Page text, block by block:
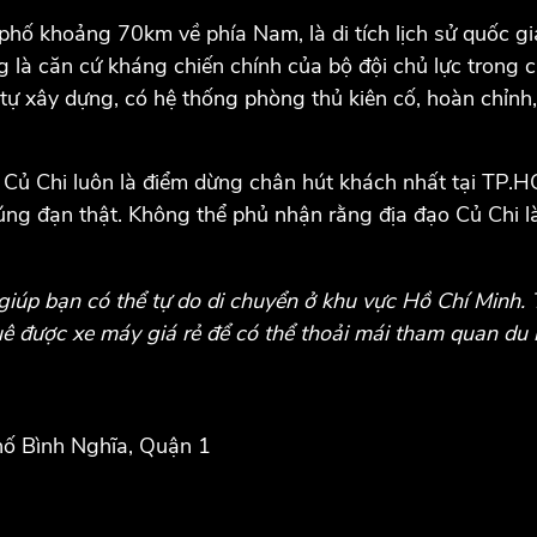
khoảng 70km về phía Nam, là di tích lịch sử quốc
là căn cứ kháng chiến chính của bộ đội chủ lực trong
xây dựng, có hệ thống phòng thủ kiên cố, hoàn
Chi luôn là điểm dừng chân hút khách nhất tại
đạn thật. Không thể phủ nhận rằng địa đạo Củ
bạn có thể tự do di chuyển ở khu vực Hồ Chí
được xe máy giá rẻ để có thể thoải mái tham quan du
Bình Nghĩa, Quận 1